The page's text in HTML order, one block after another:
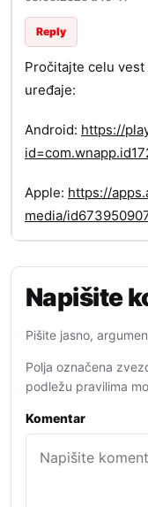
Reply
Pročitajte celu
uređaje:
Android: https://
Apple: https://
media/
Napišite
Pišite jasno,
Polja označena
podležu pravilima
Komentar